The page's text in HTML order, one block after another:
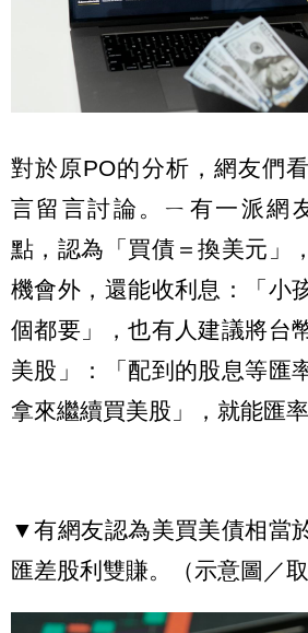
對於原PO的分析，網友們
言留言討論。ㄧ有一派網
點，認為「買債＝換美元」
機會外，還能收利息：「小
個都要」，也有人建議將台
美股」：「配到的股息等匯
拿來繼續買美股」，就能匯率
▼有網友認為美買美債相當
匯差股利雙賺。（示意圖／